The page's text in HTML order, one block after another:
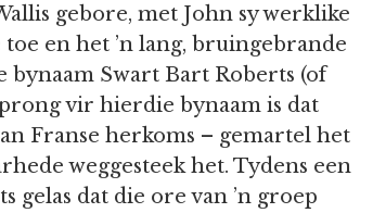
gebore, met John sy werklike
en het ’n lang, bruingebrande
bynaam Swart Bart Roberts (of
vir hierdie bynaam is dat
Franse herkoms – gemartel het
weggesteek het. Tydens een
gelas dat die ore van ’n groep